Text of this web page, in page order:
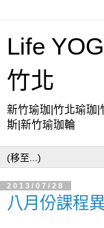
Life
竹北
新竹瑜珈|竹北瑜珈|
斯|新竹瑜珈輪
2013/07/28
八月份課程